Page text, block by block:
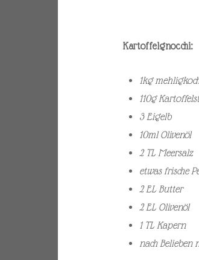
Kartoffelgnocchi:
1kg
110g
3 Eigelb
10ml Olivenöl
2 TL Meersalz
etwas frische
2 EL Butter
2 EL Olivenöl
1 TL Kapern
nach Belieben